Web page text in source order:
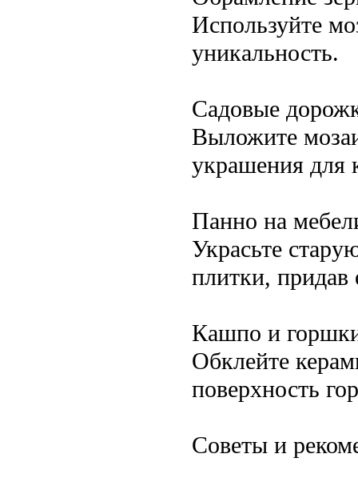
Используйте
уникальность.
Садовые
Выложите
украшения для
Панно на
Украсьте
плитки,
Кашпо и
Обклейте
поверхность
Советы и